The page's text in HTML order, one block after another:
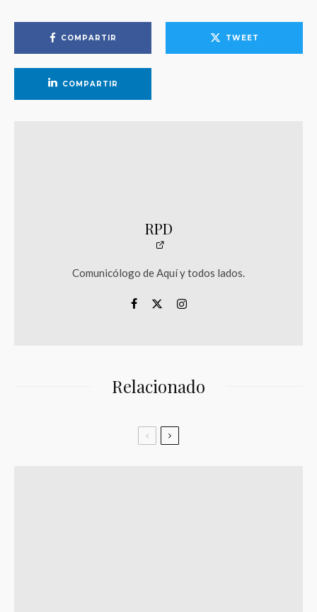
COMPARTIR TWEET
COMPARTIR
RPD
Comunicólogo de Aquí y todos lados.
Relacionado